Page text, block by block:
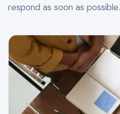
respond as soon as possible.